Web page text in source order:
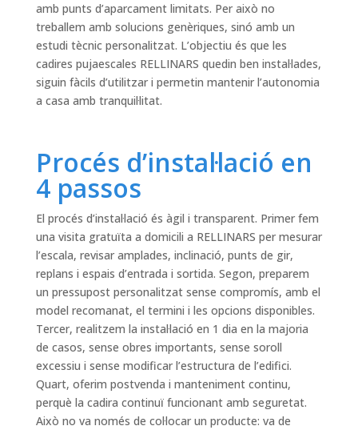
amb punts d’aparcament limitats. Per això no
treballem amb solucions genèriques, sinó amb un
estudi tècnic personalitzat. L’objectiu és que les
cadires pujaescales RELLINARS quedin ben instal·lades,
siguin fàcils d’utilitzar i permetin mantenir l’autonomia
a casa amb tranquil·litat.
Procés d’instal·lació en
4 passos
El procés d’instal·lació és àgil i transparent. Primer fem
una visita gratuïta a domicili a RELLINARS per mesurar
l’escala, revisar amplades, inclinació, punts de gir,
replans i espais d’entrada i sortida. Segon, preparem
un pressupost personalitzat sense compromís, amb el
model recomanat, el termini i les opcions disponibles.
Tercer, realitzem la instal·lació en 1 dia en la majoria
de casos, sense obres importants, sense soroll
excessiu i sense modificar l’estructura de l’edifici.
Quart, oferim postvenda i manteniment continu,
perquè la cadira continuï funcionant amb seguretat.
Això no va només de col·locar un producte: va de